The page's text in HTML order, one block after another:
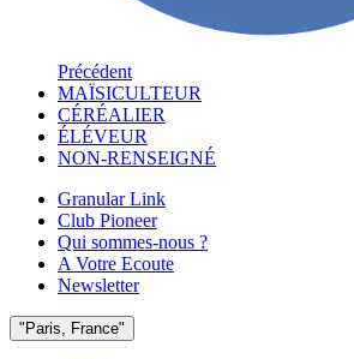
Précédent
MAÏSICULTEUR
CÉRÉALIER
ÉLÉVEUR
NON-RENSEIGNÉ
Granular Link
Club Pioneer
Qui sommes-nous ?
A Votre Ecoute
Newsletter
"Paris, France"